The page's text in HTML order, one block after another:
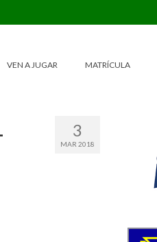
VEN A JUGAR MATRÍCULA
3
MAR 2018